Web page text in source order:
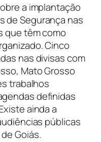
a implantação
de Segurança nas
que têm como
Cinco
nas divisas com
Mato Grosso
trabalhos
definidas
ainda a
públicas
Goiás.